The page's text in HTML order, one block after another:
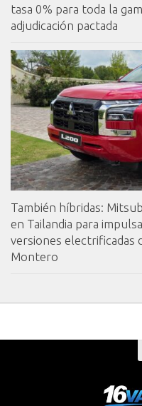
tasa 0% para toda la
adjudicación pactada
También híbridas:
en Tailandia para
versiones electrificadas
Montero